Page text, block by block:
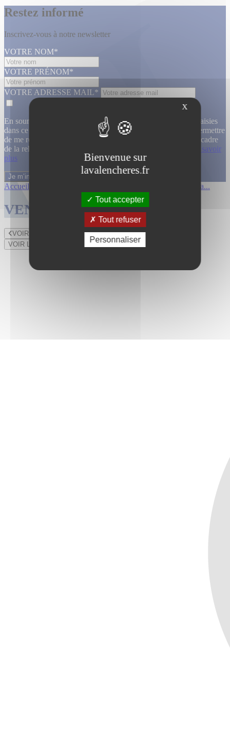
Restez informé
Inscrivez-vous à notre newsletter
VOTRE NOM*
VOTRE PRÉNOM*
VOTRE ADRESSE MAIL*
En soumettant ce formulaire, j’accepte que les informations saisies
dans ce formulaire soient utilisées, exploitées, traitées pour permettre
de me recontacter, pour m’envoyer des informations, dans le cadre
de la relation commerciale qui découle de cette demande.
En savoir
plus
Accueil Affiches cinema...
VENTES TERMINÉES
VOIR LE LOT PRÉCÉDENT
VOIR LE LOT SUIVANT
X
Bienvenue sur
lavalencheres.fr
Tout accepter
Tout refuser
Personnaliser